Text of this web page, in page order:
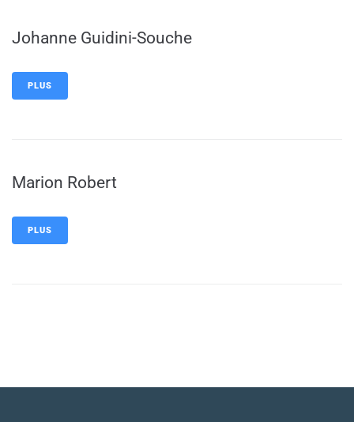
Johanne Guidini-Souche
PLUS
Marion Robert
PLUS